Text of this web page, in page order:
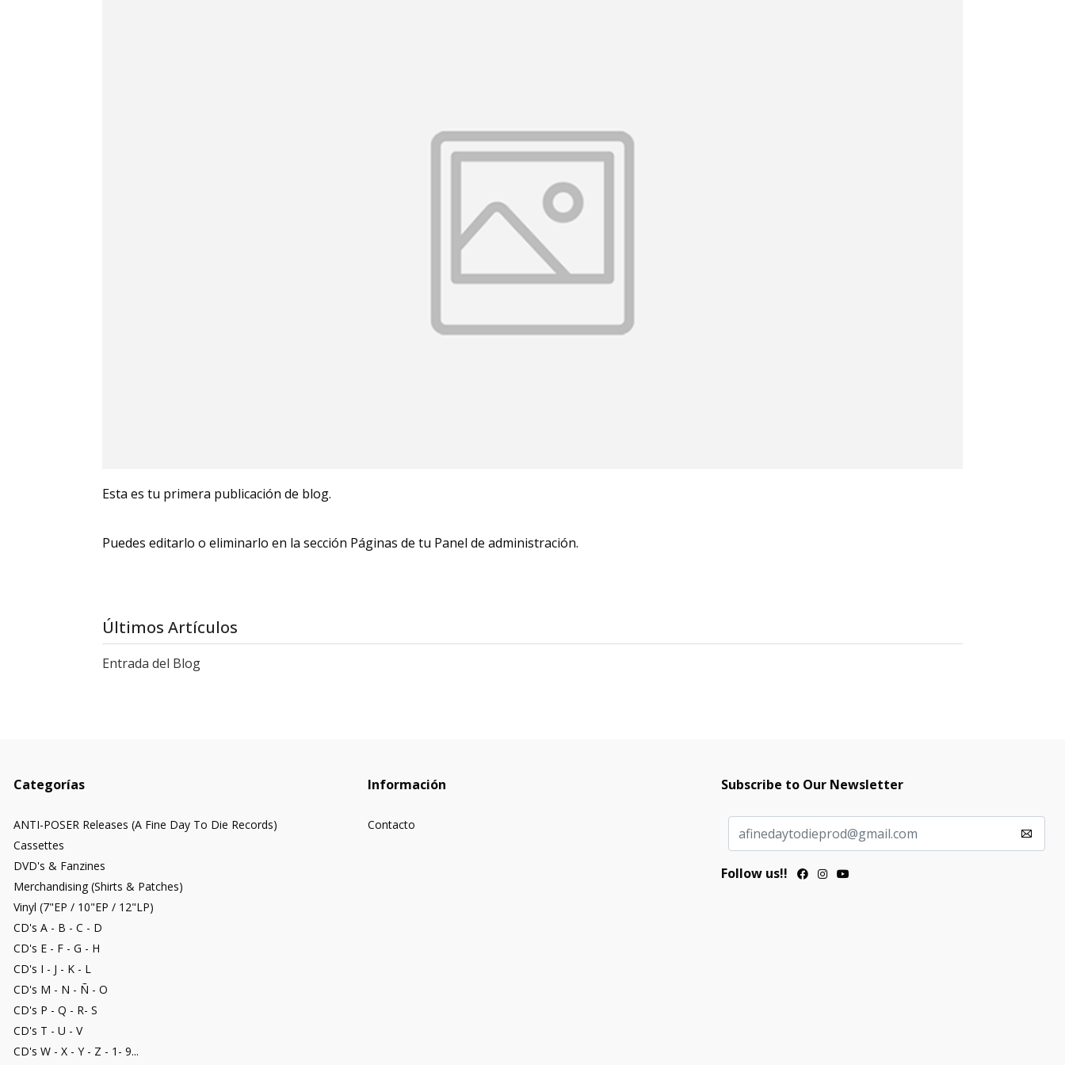
Esta es tu primera publicación de blog.
Puedes editarlo o eliminarlo en la sección Páginas de tu Panel de administración.
Últimos Artículos
Entrada del Blog
Categorías
ANTI-POSER Releases (A Fine Day To Die Records)
Cassettes
DVD's & Fanzines
Merchandising (Shirts & Patches)
Vinyl (7"EP / 10"EP / 12"LP)
CD's A - B - C - D
CD's E - F - G - H
CD's I - J - K - L
CD's M - N - Ñ - O
CD's P - Q - R- S
CD's T - U - V
CD's W - X - Y - Z - 1- 9...
Información
Contacto
Subscribe to Our Newsletter
Follow us!!